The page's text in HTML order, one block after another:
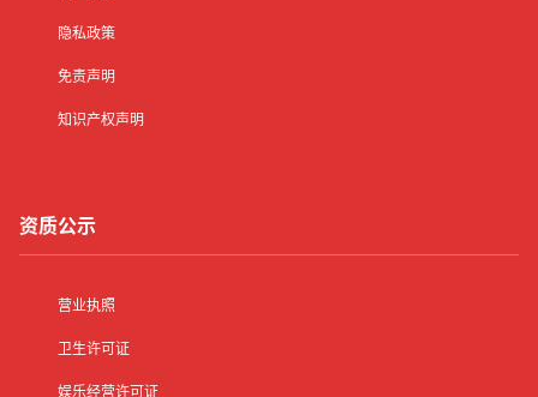
隐私政策
免责声明
知识产权声明
资质公示
营业执照
卫生许可证
娱乐经营许可证